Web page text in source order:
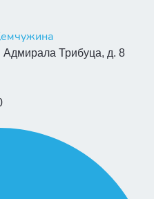
Адмирала Трибуца, д. 8